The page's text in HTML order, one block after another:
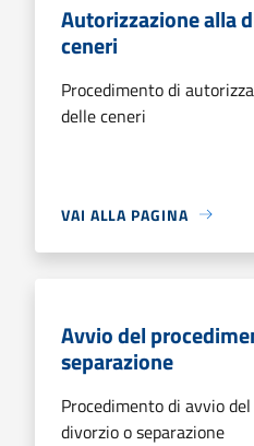
Autorizzazione alla
ceneri
Procedimento di
delle ceneri
VAI ALLA PAGINA
Avvio del
separazione
Procedimento di avvio
divorzio o separazione